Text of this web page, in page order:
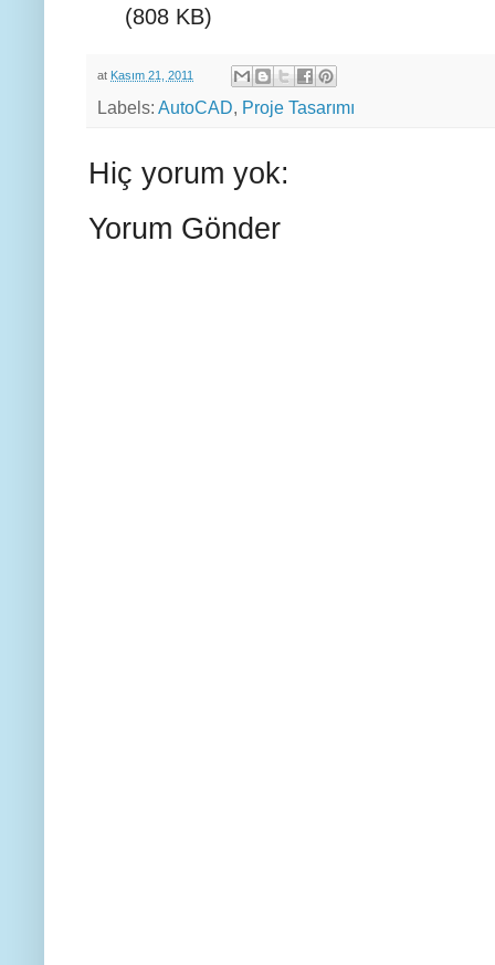
(808 KB)
at Kasım 21, 2011
Labels: AutoCAD, Proje Tasarımı
Hiç yorum yok:
Yorum Gönder